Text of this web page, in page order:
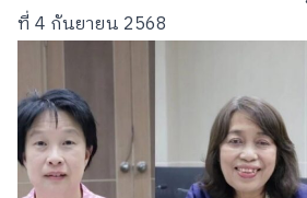
ที่ 4 กันยายน 2568